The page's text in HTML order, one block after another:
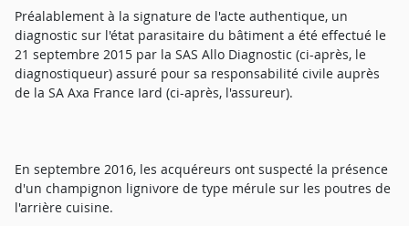
Préalablement à la signature de l'acte authentique, un
diagnostic sur l'état parasitaire du bâtiment a été effectué le
21 septembre 2015 par la SAS Allo Diagnostic (ci-après, le
diagnostiqueur) assuré pour sa responsabilité civile auprès
de la SA Axa France Iard (ci-après, l'assureur).
En septembre 2016, les acquéreurs ont suspecté la présence
d'un champignon lignivore de type mérule sur les poutres de
l'arrière cuisine.